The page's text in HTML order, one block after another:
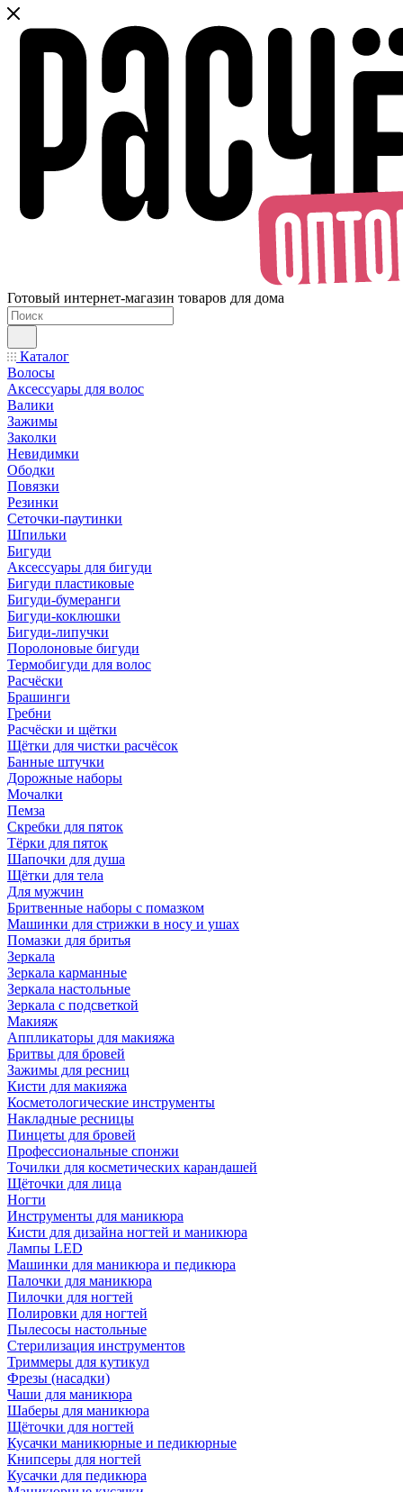
Готовый интернет-магазин товаров для дома
Каталог
Волосы
Аксессуары для волос
Валики
Зажимы
Заколки
Невидимки
Ободки
Повязки
Резинки
Сеточки-паутинки
Шпильки
Бигуди
Аксессуары для бигуди
Бигуди пластиковые
Бигуди-бумеранги
Бигуди-коклюшки
Бигуди-липучки
Поролоновые бигуди
Термобигуди для волос
Расчёски
Брашинги
Гребни
Расчёски и щётки
Щётки для чистки расчёсок
Банные штучки
Дорожные наборы
Мочалки
Пемза
Скребки для пяток
Тёрки для пяток
Шапочки для душа
Щётки для тела
Для мужчин
Бритвенные наборы с помазком
Машинки для стрижки в носу и ушах
Помазки для бритья
Зеркала
Зеркала карманные
Зеркала настольные
Зеркала с подсветкой
Макияж
Аппликаторы для макияжа
Бритвы для бровей
Зажимы для ресниц
Кисти для макияжа
Косметологические инструменты
Накладные ресницы
Пинцеты для бровей
Профессиональные спонжи
Точилки для косметических карандашей
Щёточки для лица
Ногти
Инструменты для маникюра
Кисти для дизайна ногтей и маникюра
Лампы LED
Машинки для маникюра и педикюра
Палочки для маникюра
Пилочки для ногтей
Полировки для ногтей
Пылесосы настольные
Стерилизация инструментов
Триммеры для кутикул
Фрезы (насадки)
Чаши для маникюра
Шаберы для маникюра
Щёточки для ногтей
Кусачки маникюрные и педикюрные
Книпсеры для ногтей
Кусачки для педикюра